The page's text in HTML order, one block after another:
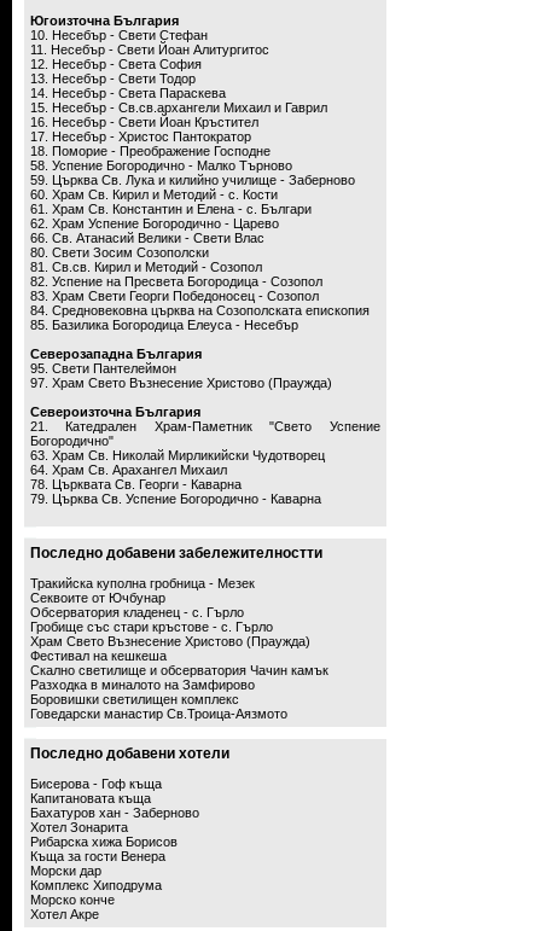
Югоизточна България
10. Несебър - Свети Стефан
11. Несебър - Свети Йоан Алитургитос
12. Несебър - Света София
13. Несебър - Свети Тодор
14. Несебър - Света Параскева
15. Несебър - Св.св.архангели Михаил и Гаврил
16. Несебър - Свети Йоан Кръстител
17. Несебър - Христос Пантократор
18. Поморие - Преображение Господне
58. Успение Богородично - Малко Търново
59. Църква Св. Лука и килийно училище - Заберново
60. Храм Св. Кирил и Методий - с. Кости
61. Храм Св. Константин и Елена - с. Българи
62. Храм Успение Богородично - Царево
66. Св. Атанасий Велики - Свети Влас
80. Свети Зосим Созополски
81. Св.св. Кирил и Методий - Созопол
82. Успение на Пресвета Богородица - Созопол
83. Храм Свети Георги Победоносец - Созопол
84. Средновековна църква на Созополската епископия
85. Базилика Богородица Елеуса - Несебър
Северозападна България
95. Свети Пантелеймон
97. Храм Свето Възнесение Христово (Праужда)
Североизточна България
21. Катедрален Храм-Паметник "Свето Успение
Богородично"
63. Храм Св. Николай Мирликийски Чудотворец
64. Храм Св. Арахангел Михаил
78. Църквата Св. Георги - Каварна
79. Църква Св. Успение Богородично - Каварна
Последно добавени забележителностти
Тракийска куполна гробница - Мезек
Секвоите от Ючбунар
Обсерватория кладенец - с. Гърло
Гробище със стари кръстове - с. Гърло
Храм Свето Възнесение Христово (Праужда)
Фестивал на кешкеша
Скално светилище и обсерватория Чачин камък
Разходка в миналото на Замфирово
Боровишки светилищен комплекс
Говедарски манастир Св.Троица-Аязмото
Последно добавени хотели
Бисерова - Гоф къща
Капитановата къща
Бахатуров хан - Заберново
Хотел Зонарита
Рибарска хижа Борисов
Къща за гости Венера
Морски дар
Комплекс Хиподрума
Морско конче
Хотел Акре